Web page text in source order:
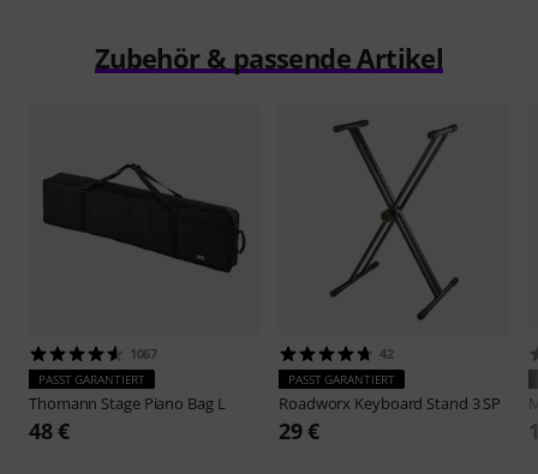
Zubehör & passende Artikel
1067
PASST GARANTIERT
Thomann Stage Piano Bag L
48 €
42
PASST GARANTIERT
Roadworx Keyboard Stand 3 SP
29 €